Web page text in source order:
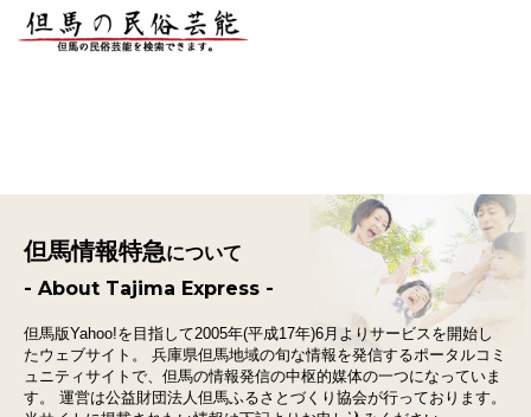
但馬情報特急について
- About Tajima Express -
但馬版Yahoo!を目指して2005年(平成17年)6月よりサービスを開始し
たウェブサイト。
兵庫県但馬地域の旬な情報を発信するポータルコミ
ュニティサイトで、 但馬の情報発信の中枢的媒体の一つになっていま
す。
運営は公益財団法人但馬ふるさとづくり協会が行っております。